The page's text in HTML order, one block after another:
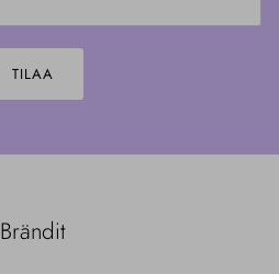
TILAA
Brändit